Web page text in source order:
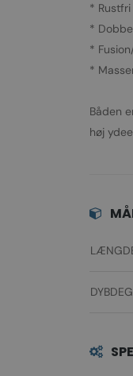
*
*
*
*
Båden
høj